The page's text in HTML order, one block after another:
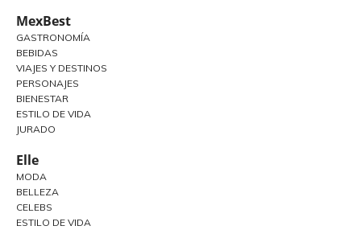
MexBest
GASTRONOMÍA
BEBIDAS
VIAJES Y DESTINOS
PERSONAJES
BIENESTAR
ESTILO DE VIDA
JURADO
Elle
MODA
BELLEZA
CELEBS
ESTILO DE VIDA